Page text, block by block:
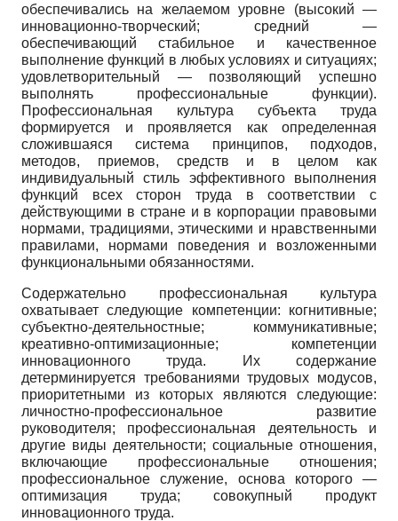
обеспечивались на желаемом уровне (высокий —
инновационно-творческий; средний —
обеспечивающий стабильное и качественное
выполнение функций в любых условиях и ситуациях;
удовлетворительный — позволяющий успешно
выполнять профессиональные функции).
Профессиональная культура субъекта труда
формируется и проявляется как определенная
сложившаяся система принципов, подходов,
методов, приемов, средств и в целом как
индивидуальный стиль эффективного выполнения
функций всех сторон труда в соответствии с
действующими в стране и в корпорации правовыми
нормами, традициями, этическими и нравственными
правилами, нормами поведения и возложенными
функциональными обязанностями.
Содержательно профессиональная культура
охватывает следующие компетенции: когнитивные;
субъектно-деятельностные; коммуникативные;
креативно-оптимизационные; компетенции
инновационного труда. Их содержание
детерминируется требованиями трудовых модусов,
приоритетными из которых являются следующие:
личностно-профессиональное развитие
руководителя; профессиональная деятельность и
другие виды деятельности; социальные отношения,
включающие профессиональные отношения;
профессиональное служение, основа которого —
оптимизация труда; совокупный продукт
инновационного труда.